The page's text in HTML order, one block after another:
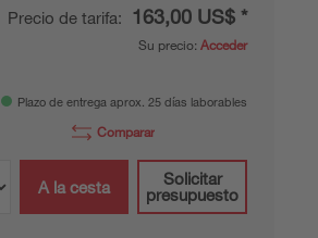
Precio de tarifa: 163,00 US$ *
Su precio: Acceder
Plazo de entrega aprox. 25 días laborables
Comparar
A la cesta
Solicitar
presupuesto